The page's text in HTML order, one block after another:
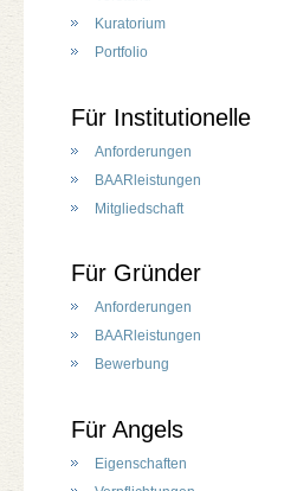
Kuratorium
Portfolio
Für Institutionelle
Anforderungen
BAARleistungen
Mitgliedschaft
Für Gründer
Anforderungen
BAARleistungen
Bewerbung
Für Angels
Eigenschaften